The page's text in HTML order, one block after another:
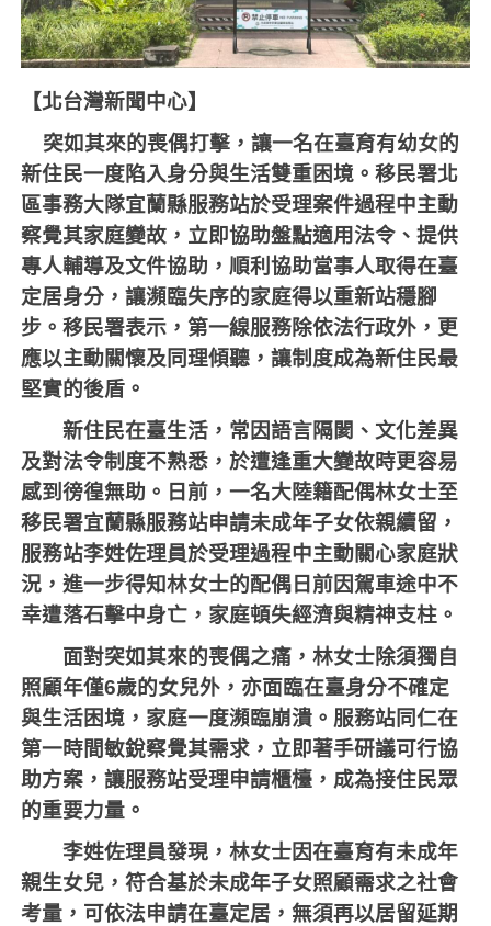
【北台灣新聞中心】
突如其來的喪偶打擊，讓一名在臺育有幼女的
新住民一度陷入身分與生活雙重困境。移民署北
區事務大隊宜蘭縣服務站於受理案件過程中主動
察覺其家庭變故，立即協助盤點適用法令、提供
專人輔導及文件協助，順利協助當事人取得在臺
定居身分，讓瀕臨失序的家庭得以重新站穩腳
步。移民署表示，第一線服務除依法行政外，更
應以主動關懷及同理傾聽，讓制度成為新住民最
堅實的後盾。
新住民在臺生活，常因語言隔閡、文化差異
及對法令制度不熟悉，於遭逢重大變故時更容易
感到徬徨無助。日前，一名大陸籍配偶林女士至
移民署宜蘭縣服務站申請未成年子女依親續留，
服務站李姓佐理員於受理過程中主動關心家庭狀
況，進一步得知林女士的配偶日前因駕車途中不
幸遭落石擊中身亡，家庭頓失經濟與精神支柱。
面對突如其來的喪偶之痛，林女士除須獨自
照顧年僅6歲的女兒外，亦面臨在臺身分不確定
與生活困境，家庭一度瀕臨崩潰。服務站同仁在
第一時間敏銳察覺其需求，立即著手研議可行協
助方案，讓服務站受理申請櫃檯，成為接住民眾
的重要力量。
李姓佐理員發現，林女士因在臺育有未成年
親生女兒，符合基於未成年子女照顧需求之社會
考量，可依法申請在臺定居，無須再以居留延期